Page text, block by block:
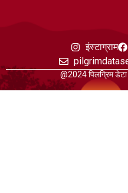
इंस्टाग्राम
@2024 पिलग्रिम डेटा